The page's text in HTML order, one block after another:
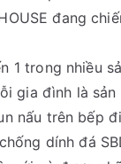
đang
1 trong nhiều
gia đình là sản
nấu trên bếp
dính đá